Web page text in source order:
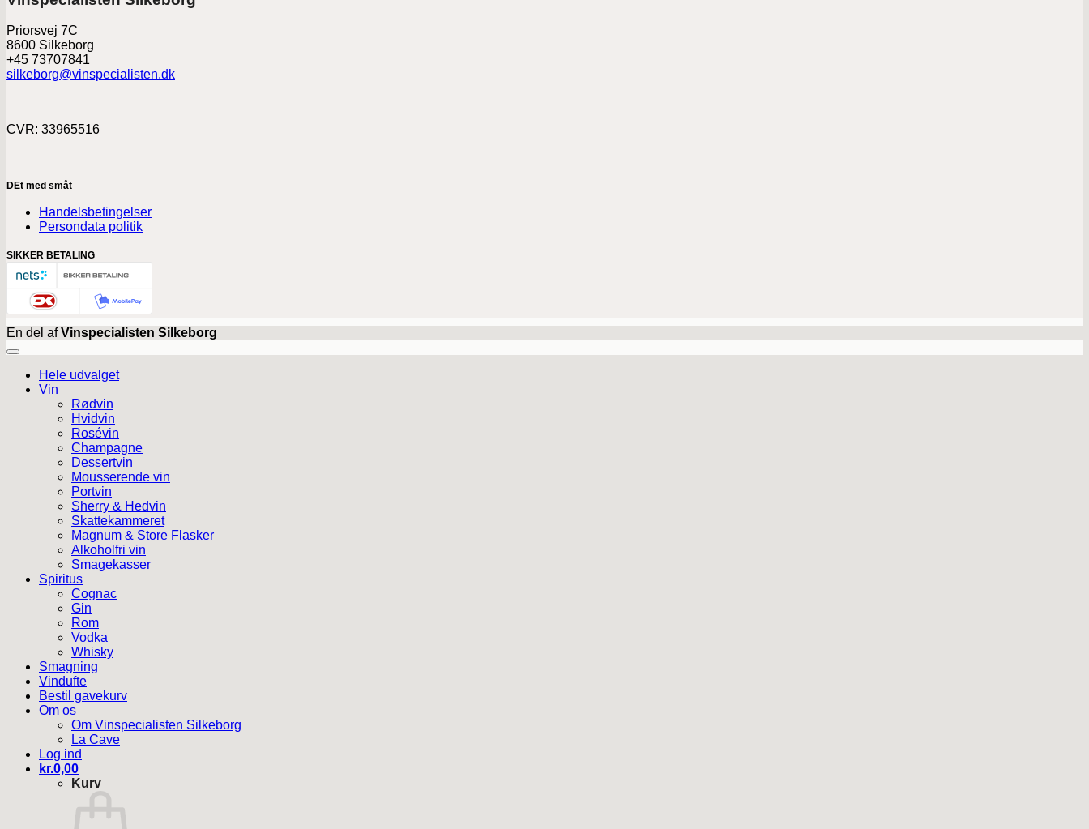
Priorsvej 7C
8600 Silkeborg
+45 73707841
silkeborg@vinspecialisten.dk
CVR: 33965516
DEt med småt
Handelsbetingelser
Persondata politik
SIKKER BETALING
En del afVinspecialisten Silkeborg
Hele udvalget
Vin
Rødvin
Hvidvin
Rosévin
Champagne
Dessertvin
Mousserende vin
Portvin
Sherry & Hedvin
Skattekammeret
Magnum & Store Flasker
Alkoholfri vin
Smagekasser
Spiritus
Cognac
Gin
Rom
Vodka
Whisky
Smagning
Vindufte
Bestil gavekurv
Om os
Om Vinspecialisten Silkeborg
La Cave
Log ind
kr.0,00
Kurv